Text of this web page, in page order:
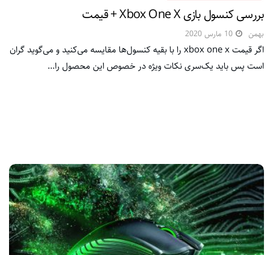
بررسی کنسول بازی Xbox One X + قیمت
بهمن 10 مارس 2020
اگر قیمت xbox one x را با بقیه کنسول‌ها مقایسه می‌کنید و می‌گوید گران
است پس باید یک‌سری نکات ویژه در خصوص این محصول را...